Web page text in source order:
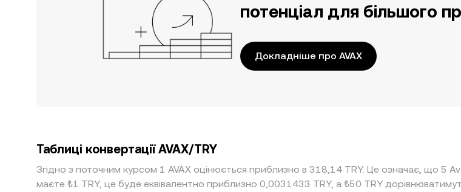
потенціал для більшого
Докладніше про AVAX
Таблиці конвертації AVAX/TRY
Згідно з поточним курсом 1 AVAX оцінюється приблизно в 318,14 TRY. Це означає, що 5
маєте ₺1 TRY, це буде еквівалентно приблизно 0,0031433 TRY, а ₺50 TRY